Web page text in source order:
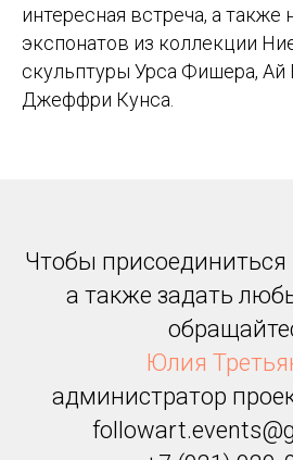
интересная встреча, а также
экспонатов из коллекции
скульптуры Урса Фишера, Ай
Джеффри Кунса.
Чтобы присоединиться
а также задать
Юлия
администратор